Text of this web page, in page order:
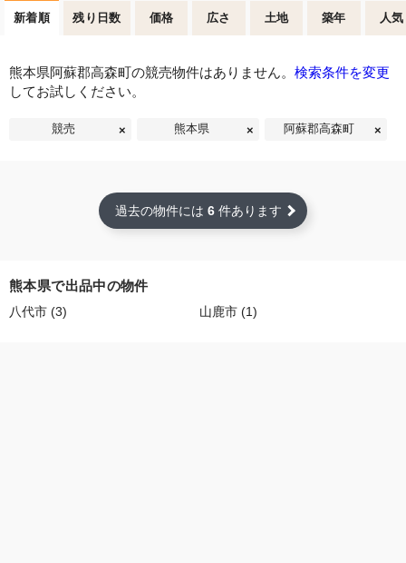
新着順 残り日数 価格 広さ 土地 築年 人気
熊本県阿蘇郡高森町の競売物件はありません。 検索条件を変更
してお試しください。
競売 熊本県 阿蘇郡高森町
過去の物件には 6 件あります
熊本県で出品中の物件
八代市 (3) 山鹿市 (1)